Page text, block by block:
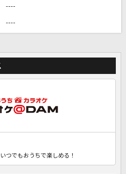
----
----
つでもおうちで楽しめる！